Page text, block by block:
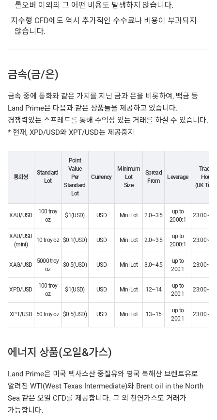
롤오버 이외의 그 어떤 비용도 발생하지 않습니다.
지수형 CFD에도 역시 추가적인 수수료나 비용이 부과되지
않습니다.
금속(금/은)
금속 중에 통화와 같은 가치를 지닌 금과 은을 비롯하여, 백금 등
Land Prime은 다음과 같은 상품들을 제공하고 있습니다.
경쟁력있는 스프레드를 통해 수익성 있는 거래를 하실 수 있습니다.
* 현재, XPD/USD와 XPT/USD는 제공중지
통화쌍
Standard
Lot
Point
Value
Per
Standard
Lot
Currency
Minimum
Lot
Size
Spread
From
Leverage
Trading
Hours
(UK
XAU/USD
100 troy
oz
$1(USD) USD Mini Lot 2.0~3.5
up to
2000:1
XAU/USD
(mini)
10 troy oz $0.1(USD) USD Mini Lot 2.0~3.5
up to
2000:1
XAG/USD
5000 troy
oz
$0.5(USD) USD Mini Lot 3.0~4.5
up to
200:1
XPD/USD
100 troy
oz
$1(USD) USD Mini Lot 12~14
up to
200:1
XPT/USD 50 troy oz $0.5(USD) USD Mini Lot 13~15
up to
200:1
에너지 상품(오일&가스)
Land Prime은 미국 텍사스산 중질유와 영국 북해산 브렌트유로
알려진 WTI(West Texas Intermediate)와 Brent oil in the North
Sea 같은 오일 CFD를 제공합니다. 그 외 천연가스도 거래가
가능합니다.